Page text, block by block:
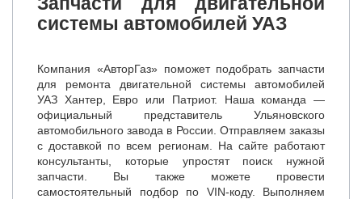
системы автомобилей УАЗ
Компания «АвторГаз» поможет подобрать запчасти
для ремонта двигательной системы автомобилей
УАЗ Хантер, Евро или Патриот. Наша команда —
официальный представитель Ульяновского
автомобильного завода в России. Отправляем заказы
с доставкой по всем регионам. На сайте работают
консультанты, которые упростят поиск нужной
запчасти. Вы также можете провести
самостоятельный подбор по VIN-коду. Выполняем